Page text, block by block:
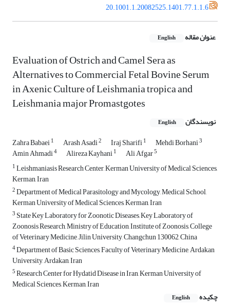
20.1001.1.20082525.1401.77.1.1.6
عنوان مقاله English
Evaluation of Ostrich and Camel Sera as
Alternatives to Commercial Fetal Bovine Serum
in Axenic Culture of Leishmania tropica and
Leishmania major Promastgotes
نویسندگان English
Zahra Babaei1 Arash Asadi2 Iraj Sharifi1 Mehdi Borhani3
Amin Ahmadi4 Alireza Kayhani1 Ali Afgar5
1Leishmaniasis Research Center, Kerman University of Medical Sciences,
Kerman, Iran
2Department of Medical Parasitology and Mycology, Medical School,
Kerman University of Medical Sciences, Kerman, Iran
3 State Key Laboratory for Zoonotic Diseases, Key Laboratory of
Zoonosis Research, Ministry of Education, Institute of Zoonosis, College
of Veterinary Medicine, Jilin University, Changchun 130062, China
4Department of Basic Sciences, Faculty of Veterinary Medicine, Ardakan
University, Ardakan, Iran
5Research Center for Hydatid Disease in Iran, Kerman University of
Medical Sciences, Kerman, Iran
چکیده
English